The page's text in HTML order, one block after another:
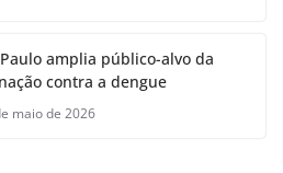
amplia público-alvo da
contra a dengue
maio de 2026